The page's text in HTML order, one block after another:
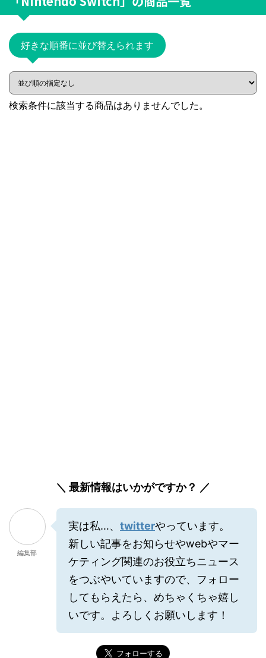
好きな順番に並び替えられます
検索条件に該当する商品はありませんでした。
＼ 最新情報はいかがですか？ ／
編集部
実は私…、 twitterやっています。
新しい記事をお知らせやwebやマー
ケティング関連のお役立ちニュース
をつぶやいていますので、フォロー
してもらえたら、めちゃくちゃ嬉し
いです。よろしくお願いします！